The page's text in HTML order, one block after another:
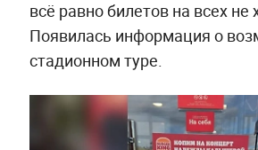
всё равно билетов на всех не
Появилась информация о
стадионном туре.